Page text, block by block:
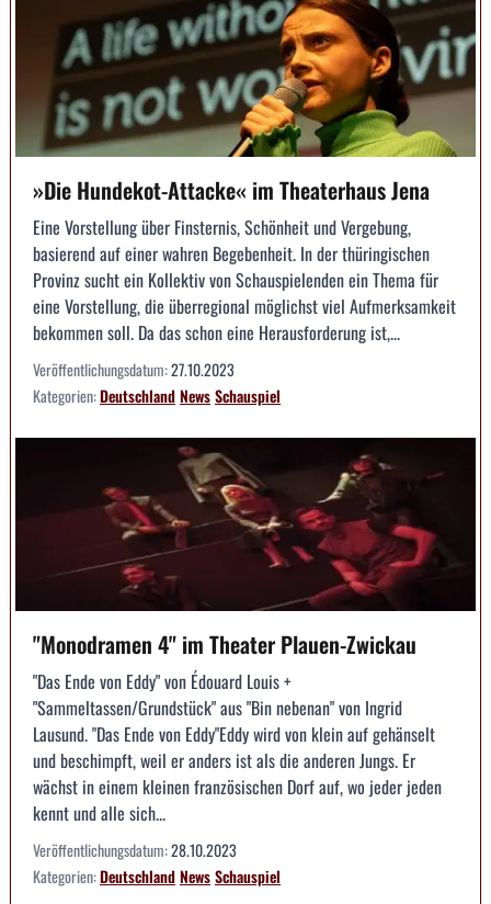
»Die Hundekot-Attacke« im Theaterhaus Jena
Eine Vorstellung über Finsternis, Schönheit und Vergebung,
basierend auf einer wahren Begebenheit. In der thüringischen
Provinz sucht ein Kollektiv von Schauspielenden ein Thema für
eine Vorstellung, die überregional möglichst viel Aufmerksamkeit
bekommen soll. Da das schon eine Herausforderung ist,...
Veröffentlichungsdatum:27.10.2023
Kategorien:DeutschlandNewsSchauspiel
"Monodramen 4" im Theater Plauen-Zwickau
"Das Ende von Eddy" von Édouard Louis +
"Sammeltassen/Grundstück" aus "Bin nebenan" von Ingrid
Lausund. "Das Ende von Eddy"Eddy wird von klein auf gehänselt
und beschimpft, weil er anders ist als die anderen Jungs. Er
wächst in einem kleinen französischen Dorf auf, wo jeder jeden
kennt und alle sich...
Veröffentlichungsdatum:28.10.2023
Kategorien:DeutschlandNewsSchauspiel